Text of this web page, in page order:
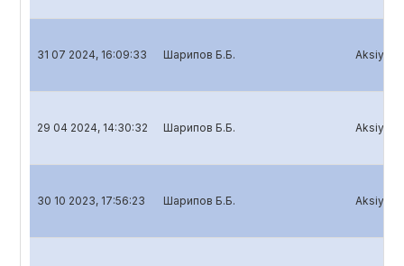
31 07 2024, 16:09:33 Шарипов Б.Б.
29 04 2024, 14:30:32 Шарипов Б.Б.
30 10 2023, 17:56:23 Шарипов Б.Б.